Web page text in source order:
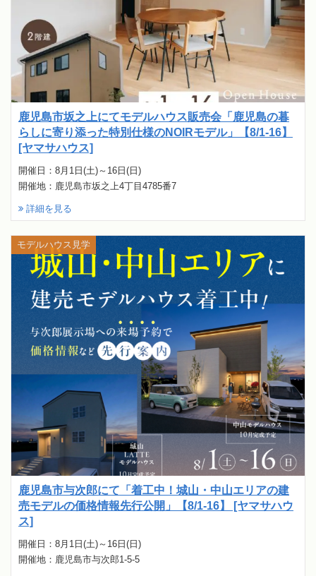
鹿児島市坂之上にてモデルハウス販売会「鹿児島の暮
らしに寄り添った特別仕様のNOIRモデル」【8/1-16】
[ヤマサハウス]
開催日：8月1日(土)～16日(日)
開催地：鹿児島市坂之上4丁目4785番7
詳細を見る
鹿児島市与次郎にて「着工中！城山・中山エリアの建
売モデルの価格情報先行公開」【8/1-16】 [ヤマサハウ
ス]
開催日：8月1日(土)～16日(日)
開催地：鹿児島市与次郎1-5-5
モデルハウス見学